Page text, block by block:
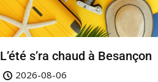
L’été s’ra chaud à Besançon
2026-08-06